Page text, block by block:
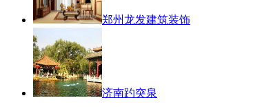
郑州龙发建筑装饰
济南趵突泉